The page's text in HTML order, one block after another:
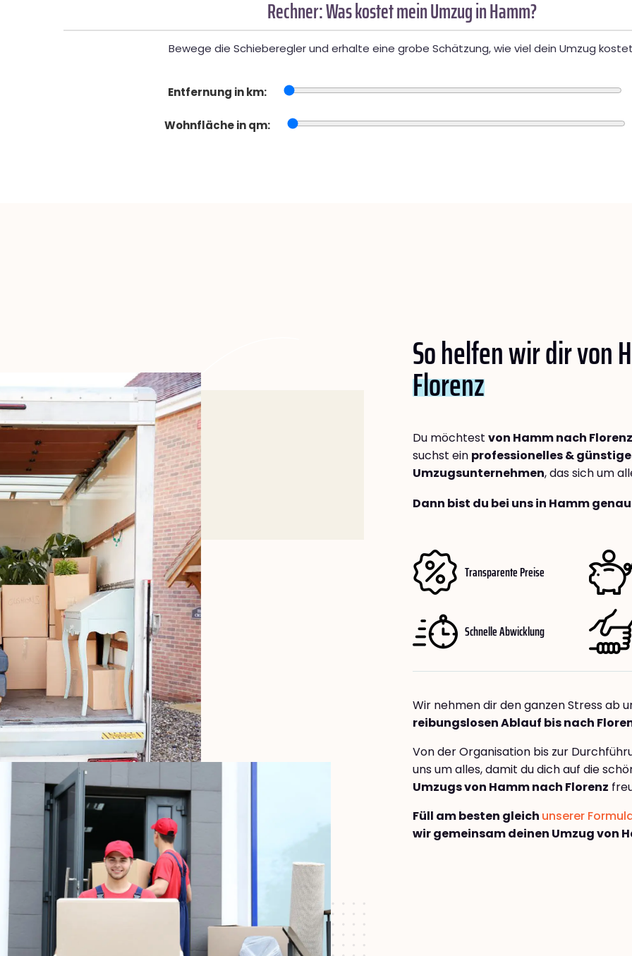
Rechner: Was kostet mein Umzug in Hamm?
Bewege die Schieberegler und erhalte eine grobe Schätzung, wie viel dein Umzug
Entfernung in km:
Wohnfläche in qm:
So helfen wir dir von
Florenz
Du möchtest von Hamm nach Florenz
suchst ein professionelles &
Umzugsunternehmen, das sich um
Dann bist du bei uns in Hamm
Transparente Preise
Schnelle Abwicklung
Wir nehmen dir den ganzen Stress ab
reibungslosen Ablauf bis nach
Von der Organisation bis zur
uns um alles, damit du dich auf die
Umzugs von Hamm nach Florenz
Füll am besten gleich unserer
wir gemeinsam deinen Umzug von